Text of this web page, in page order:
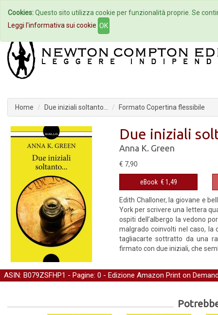
Home Autori Eventi
Home Due iniziali soltanto... Formato Copertina flessibile
Due iniziali
Anna K. Green
€ 7,90
eBook € 1,49
Edith Challoner, la giovane e
York per scrivere una lettera
ospiti dell’albergo la vedono
malgrado coinvolti nel caso, la
tagliacarte sottratto da una
firmato con due iniziali, che
ASIN: B079ZSFHP1 - Pagine: 0 - Edizione Amazon Print on
Cookies:Questo sito utilizza cookie per funzionalità proprie. Se
Leggi l'informativa sui cookie OK